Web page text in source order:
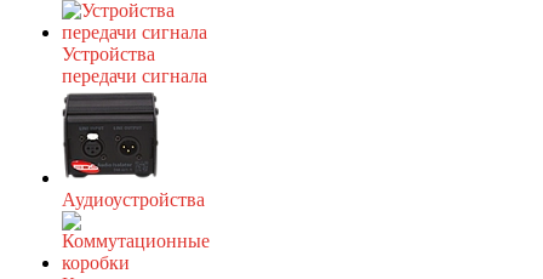
Устройства
передачи сигнала
Аудиоустройства